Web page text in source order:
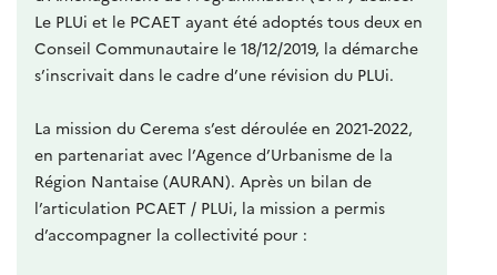
Le PLUi et le PCAET ayant été adoptés tous deux en
Conseil Communautaire le 18/12/2019, la démarche
s’inscrivait dans le cadre d’une révision du PLUi.
La mission du Cerema s’est déroulée en 2021-2022,
en partenariat avec l’Agence d’Urbanisme de la
Région Nantaise (AURAN). Après un bilan de
l’articulation PCAET / PLUi, la mission a permis
d’accompagner la collectivité pour :